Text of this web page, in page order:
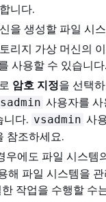
니다.
을 생성할 파일 시
리지 가상 머신의
사용할 수 있습니다.
암호 지정을 선택
사용자를 사
니다. vsadmin 사
참조하세요.
우에도 파일 시스템
해 파일 시스템을
작업을 수행할 수